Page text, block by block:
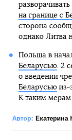
на границе с
сторона
однако Литва
Польша в
Беларусью. 2
о введении
Беларусьюиз-
К таким мерам
Автор: Екатерина